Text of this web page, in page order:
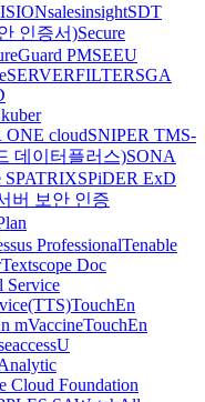
salesinsightSDT
인증서)Secure
PMSEEU
SERVERFILTERSGA
ONE cloudSNIPER TMS-
데이터플러스)SONA
SPATRIXSPiDER ExD
버 보안 인증
ProfessionalTenable
Textscope Doc
Service
TouchEn
mVaccineTouchEn
U
Cloud Foundation